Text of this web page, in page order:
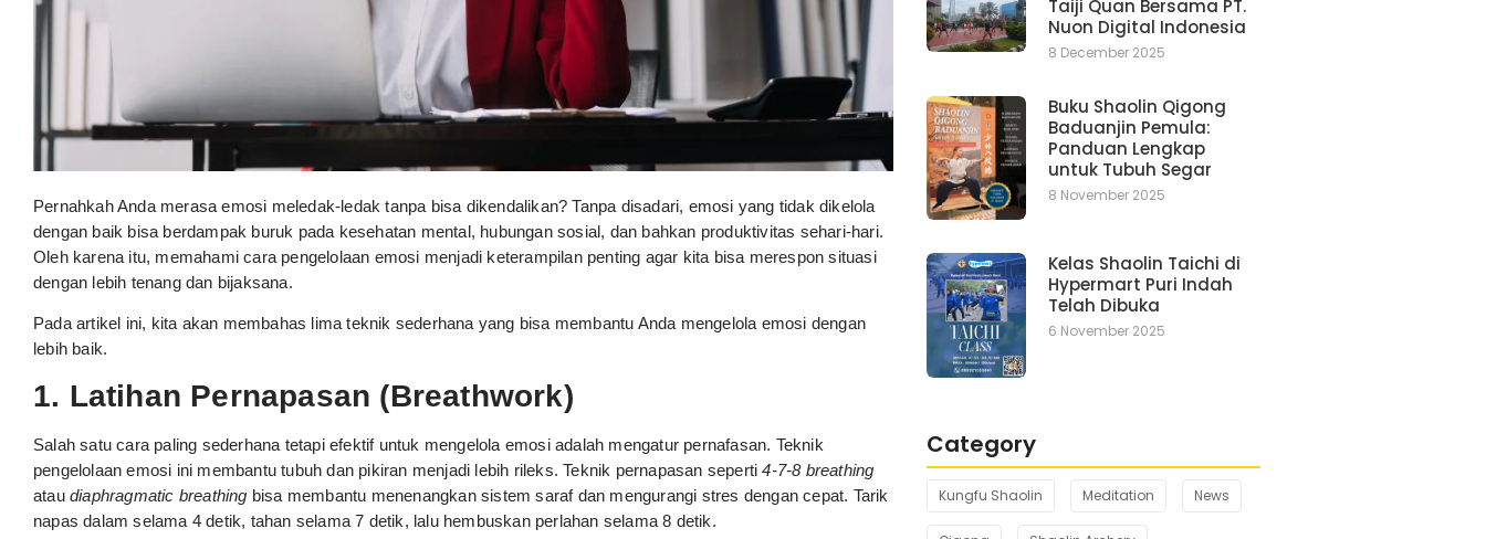
Pernahkah Anda merasa emosi meledak-ledak tanpa bisa dikendalikan? Tanpa disadari, emosi yang tidak dikelola
dengan baik bisa berdampak buruk pada kesehatan mental, hubungan sosial, dan bahkan produktivitas sehari-hari.
Oleh karena itu, memahami cara pengelolaan emosi menjadi keterampilan penting agar kita bisa merespon situasi
dengan lebih tenang dan bijaksana.
Pada artikel ini, kita akan membahas lima teknik sederhana yang bisa membantu Anda mengelola emosi dengan
lebih baik.
1. Latihan Pernapasan (Breathwork)
Salah satu cara paling sederhana tetapi efektif untuk mengelola emosi adalah mengatur pernafasan. Teknik
pengelolaan emosi ini membantu tubuh dan pikiran menjadi lebih rileks. Teknik pernapasan seperti4-7-8 breathing
atau diaphragmatic breathing bisa membantu menenangkan sistem saraf dan mengurangi stres dengan cepat. Tarik
napas dalam selama 4 detik, tahan selama 7 detik, lalu hembuskan perlahan selama 8 detik.
Taiji Quan Bersama PT.
Nuon Digital Indonesia
8 December 2025
Buku Shaolin Qigong
Baduanjin Pemula:
Panduan Lengkap
untuk Tubuh Segar
8 November 2025
Kelas Shaolin Taichi di
Hypermart Puri Indah
Telah Dibuka
6 November 2025
Category
Kungfu Shaolin Meditation News